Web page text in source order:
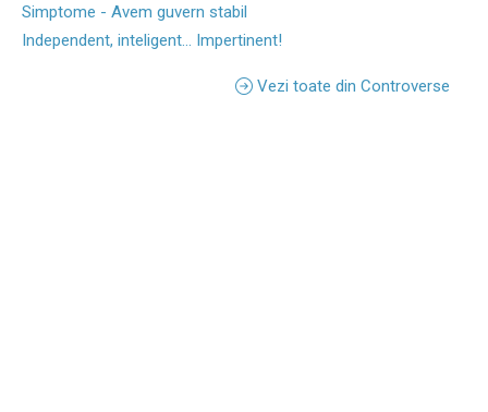
Simptome - Avem guvern stabil
Independent, inteligent... Impertinent!
Vezi toate din Controverse